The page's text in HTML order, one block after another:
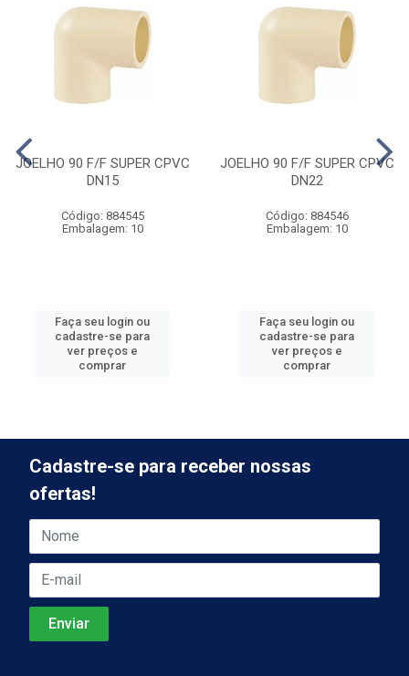
JOELHO 90 F/F SUPER CPVC
DN15
Código: 884545
Embalagem: 10
Faça seu login ou
cadastre-se para
ver preços e
comprar
JOELHO 90 F/F SUPER CPVC
DN22
Código: 884546
Embalagem: 10
Faça seu login ou
cadastre-se para
ver preços e
comprar
Cadastre-se para receber nossas
ofertas!